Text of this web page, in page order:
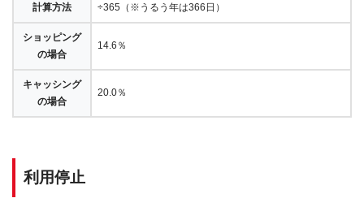
計算方法
÷365（※うるう年は366日）
ショッピング
の場合
14.6％
キャッシング
の場合
20.0％
利用停止